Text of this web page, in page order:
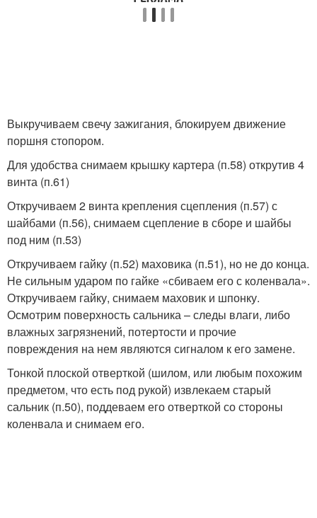
Выкручиваем свечу зажигания, блокируем движение
поршня стопором.
Для удобства снимаем крышку картера (п.58) открутив 4
винта (п.61)
Откручиваем 2 винта крепления сцепления (п.57) с
шайбами (п.56), снимаем сцепление в сборе и шайбы
под ним (п.53)
Откручиваем гайку (п.52) маховика (п.51), но не до конца.
Не сильным ударом по гайке «сбиваем его с коленвала».
Откручиваем гайку, снимаем маховик и шпонку.
Осмотрим поверхность сальника – следы влаги, либо
влажных загрязнений, потертости и прочие
повреждения на нем являются сигналом к его замене.
Тонкой плоской отверткой (шилом, или любым похожим
предметом, что есть под рукой) извлекаем старый
сальник (п.50), поддеваем его отверткой со стороны
коленвала и снимаем его.